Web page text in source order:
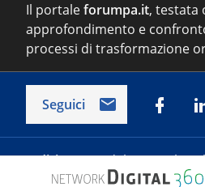
Il portaleforumpa.it, testata
approfondimento e
processi di trasformazione
Seguici
Indirizzo:Via del Porto